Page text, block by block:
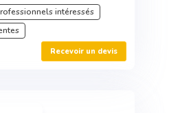
intéressés
Recevoir un devis